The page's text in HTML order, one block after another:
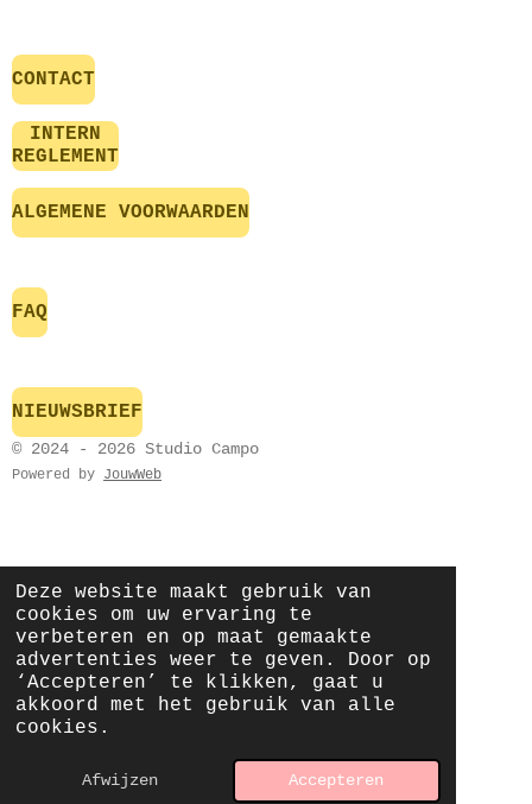
Deze website maakt gebruik van
cookies om uw ervaring te
verbeteren en op maat gemaakte
advertenties weer te geven. Door op
‘Accepteren’ te klikken, gaat u
akkoord met het gebruik van alle
cookies.
Afwijzen Accepteren
CONTACT
INTERN
REGLEMENT
ALGEMENE VOORWAARDEN
FAQ
NIEUWSBRIEF
© 2024 - 2026 Studio Campo
Powered by JouwWeb